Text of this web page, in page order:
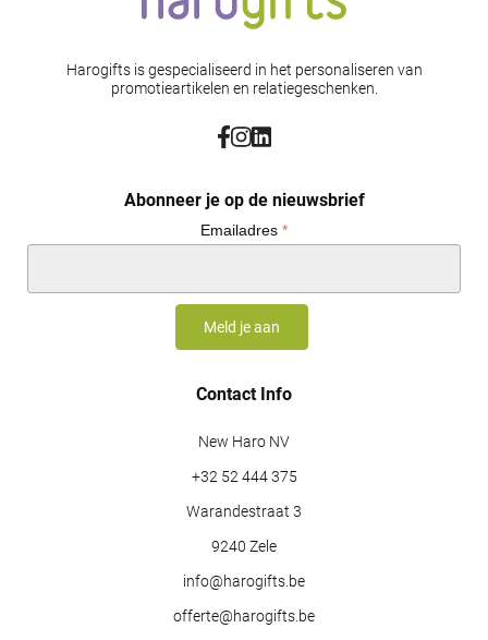
Harogifts is gespecialiseerd in het personaliseren van
promotieartikelen en relatiegeschenken.
Abonneer je op de nieuwsbrief
Emailadres *
Contact Info
New Haro NV
+32 52 444 375
Warandestraat 3
9240 Zele
info@harogifts.be
offerte@harogifts.be